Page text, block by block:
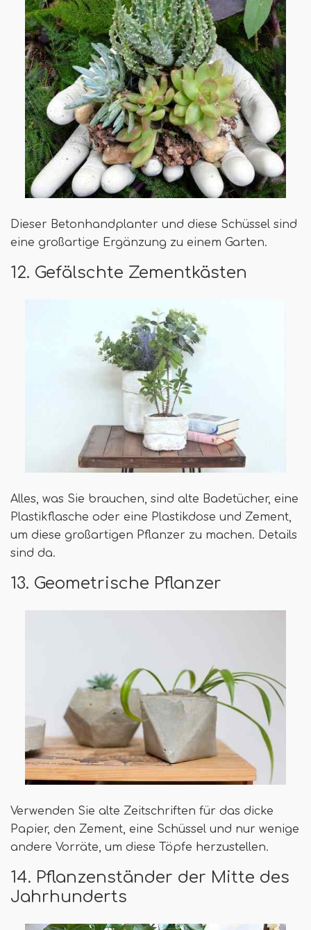
Dieser Betonhandplanter und diese Schüssel sind
eine großartige Ergänzung zu einem Garten.
12. Gefälschte Zementkästen
Alles, was Sie brauchen, sind alte Badetücher, eine
Plastikflasche oder eine Plastikdose und Zement,
um diese großartigen Pflanzer zu machen. Details
sind da.
13. Geometrische Pflanzer
Verwenden Sie alte Zeitschriften für das dicke
Papier, den Zement, eine Schüssel und nur wenige
andere Vorräte, um diese Töpfe herzustellen.
14. Pflanzenständer der Mitte des
Jahrhunderts